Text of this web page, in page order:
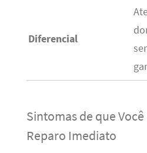
Diferencial
Sintomas de que
Reparo Imediato